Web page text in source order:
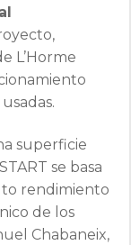
L’Horme
superficie
se basa
rendimiento
de los
Chabaneix,